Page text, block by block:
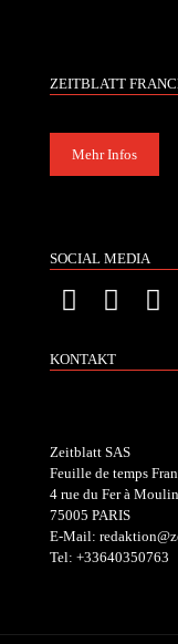
ZEITBLATT
Mehr Infos
SOCIAL MEDIA
KONTAKT
Zeitblatt SAS
Feuille de temps
4 rue du Fer à Moulin
75005 PARIS
E-Mail:
Tel: +33640350763